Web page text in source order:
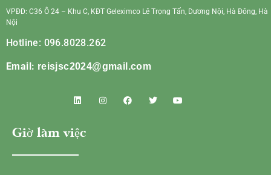
VPĐD: C36 Ô 24 – Khu C, KĐT Geleximco Lê Trọng Tấn, Dương Nội, Hà Đông, Hà
Nội
Hotline: 096.8028.262
Email: reisjsc2024@gmail.com
Giờ làm việc